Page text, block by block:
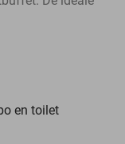
en toilet